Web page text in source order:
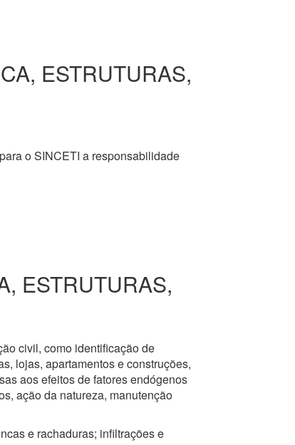
ESTRUTURAS,
o SINCETI a responsabilidade
ESTRUTURAS,
civil, como identificação de
lojas, apartamentos e construções,
aos efeitos de fatores endógenos
ação da natureza, manutenção
e rachaduras; infiltrações e